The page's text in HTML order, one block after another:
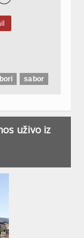
sabor
uživo iz